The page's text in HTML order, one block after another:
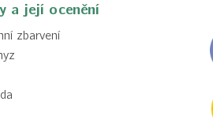
a její ocenění
zbarvení